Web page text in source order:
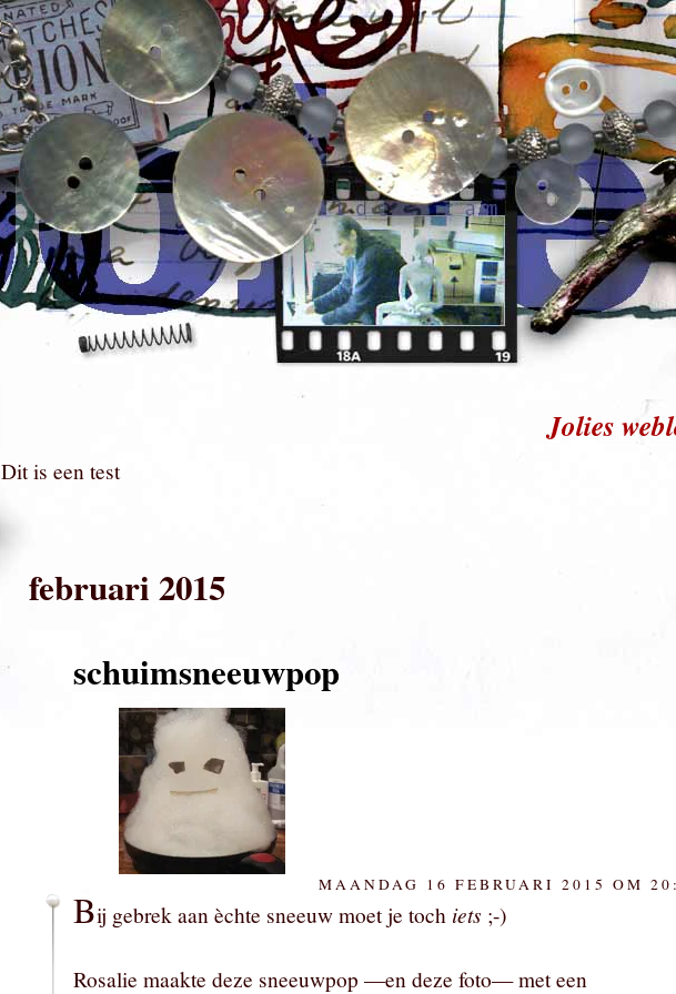
Jolies
Dit is een test
februari 2015
schuimsneeuwpop
MAANDAG 16 FEBRUARI 2015 OM
Bij gebrek aan èchte sneeuw moet je toch iets ;-)
Rosalie maakte deze sneeuwpop —en deze foto— met een